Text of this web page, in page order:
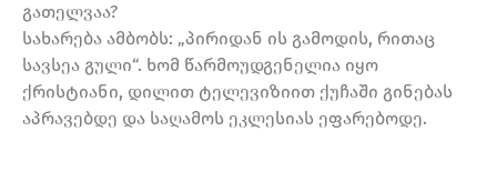
გათელვაა?
სახარება ამბობს: „პირიდან ის გამოდის, რითაც
სავსეა გული“. ხომ წარმოუდგენელია იყო
ქრისტიანი, დილით ტელევიზიით ქუჩაში გინებას
აპრავებდე და საღამოს ეკლესიას ეფარებოდე.